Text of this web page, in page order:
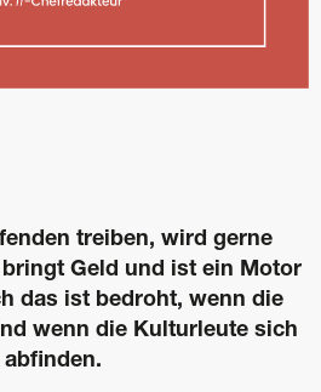
treiben, wird gerne
Geld und ist ein Motor
das ist bedroht, wenn die
wenn die Kulturleute sich
abfinden.